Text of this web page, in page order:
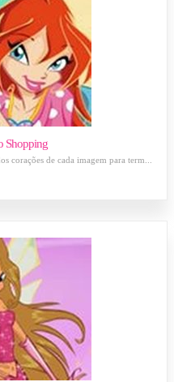
Shopping
corações de cada imagem para term...